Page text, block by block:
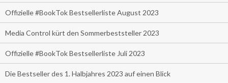
Offizielle #BookTok Bestsellerliste August 2023
Media Control kürt den Sommerbeststeller 2023
Offizielle #BookTok Bestsellerliste Juli 2023
Die Bestseller des 1. Halbjahres 2023 auf einen Blick